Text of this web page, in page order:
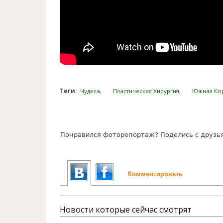
Теги: Чудеса Пластическая Хирургия Южная
Понравился фоторепортаж? Поделись с
Комментировать
Новости которые сейчас смотрят